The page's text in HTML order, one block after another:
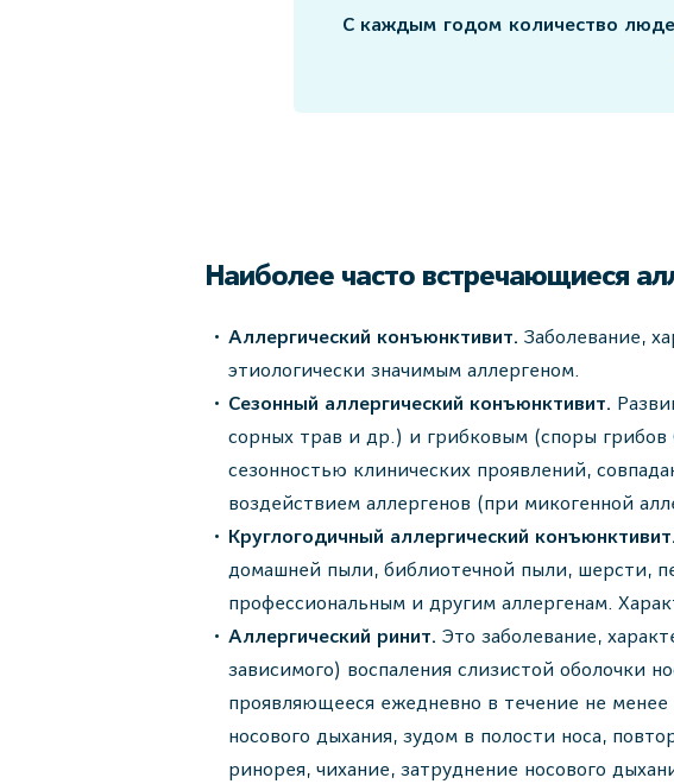
С каждым годом количество
Наиболее часто встречающиеся
Аллергический конъюнктивит. Заболевание,
этиологически значимым аллергеном.
Сезонный аллергический конъюнктивит.
сорных трав и др.) и грибковым (споры
сезонностью клинических проявлений,
воздействием аллергенов (при микогенной
Круглогодичный аллергический конъюнктивит.
домашней пыли, библиотечной пыли, шерсти,
профессиональным и другим аллергенам.
Аллергический ринит. Это заболевание,
зависимого) воспаления слизистой оболочки
проявляющееся ежедневно в течение не
носового дыхания, зудом в полости носа,
ринорея, чихание, затруднение носового